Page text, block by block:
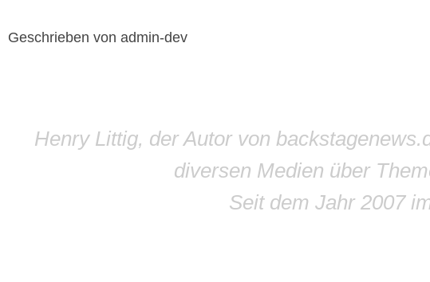
Geschrieben von admin-dev
Henry Littig, der Autor von
diversen Medien über
Seit dem Jahr 2007